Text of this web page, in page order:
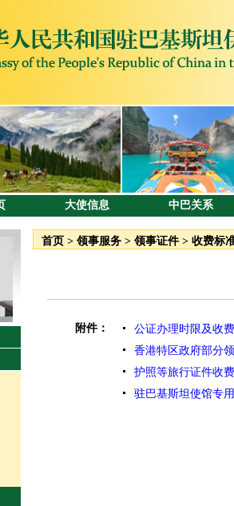
大使信息 中巴关系
首页 > 领事服务 > 领事证件> 收费标
附件：
公证办理时限及收
香港特区政府部分
护照等旅行证件收
驻巴基斯坦使馆专